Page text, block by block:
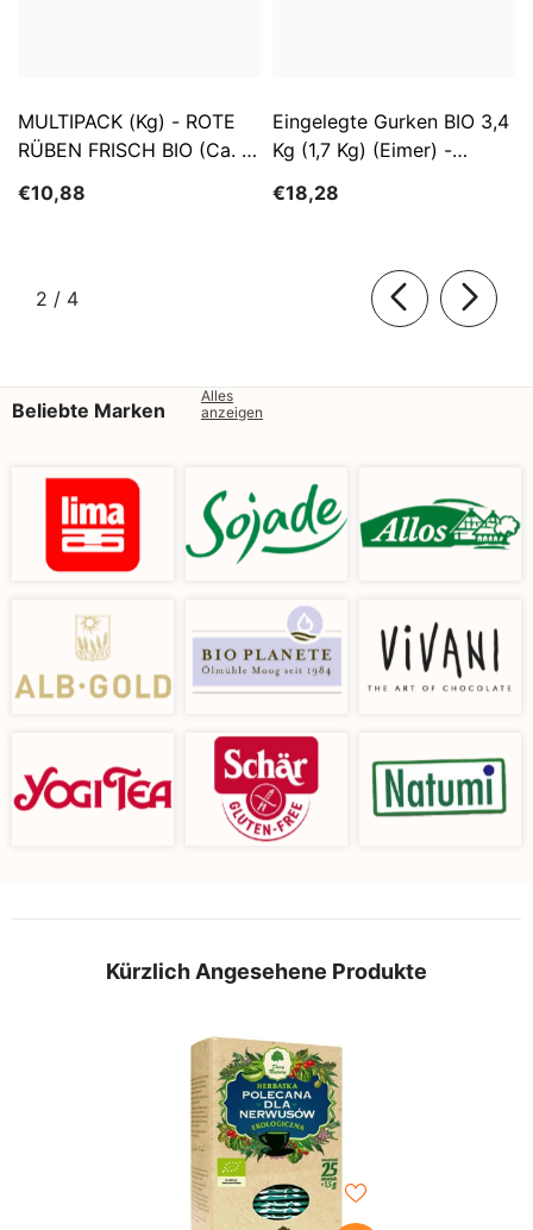
MULTIPACK (kg) - ROTE
RÜBEN FRISCH BIO (ca. 5
€10,88
Eingelegte Gurken BIO 3,4
Kg (1,7 Kg) (Eimer) -
€18,28
2 / von
4
Beliebte Marken
Alles
anzeigen
Kürzlich Angesehene Produkte